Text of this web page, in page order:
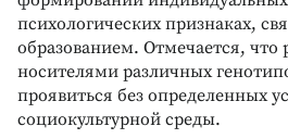
психологических признаках,
образованием. Отмечается, что
носителями различных
проявиться без определенных
социокультурной среды.